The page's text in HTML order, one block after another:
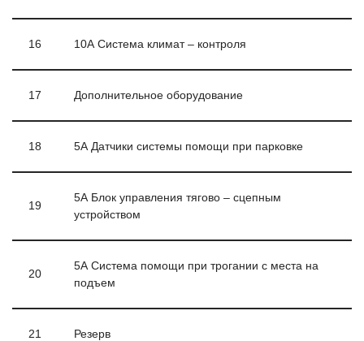
16 10А Система климат – контроля
17 Дополнительное оборудование
18 5А Датчики системы помощи при парковке
19
5А Блок управления тягово – сцепным
устройством
20
5А Система помощи при трогании с места на
подъем
21 Резерв